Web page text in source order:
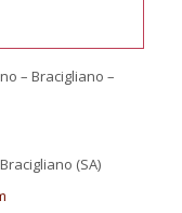
– Bracigliano –
(SA)